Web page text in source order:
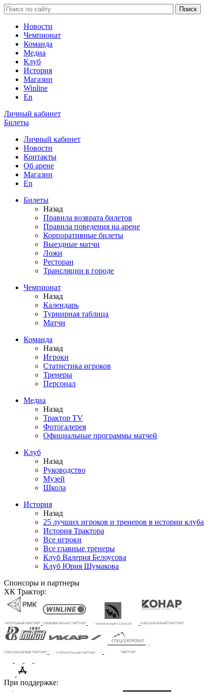
Новости
Чемпионат
Команда
Медиа
Клуб
История
Магазин
Winline
En
Личный кабинет
Билеты
Личный кабинет
Новости
Контакты
Об арене
Магазин
En
Билеты
Назад
Правила возврата билетов
Правила поведения на арене
Корпоративные билеты
Выездные матчи
Ложи
Ресторан
Трансляции в городе
Чемпионат
Назад
Календарь
Турнирная таблица
Матчи
Команда
Назад
Игроки
Статистика игроков
Тренеры
Персонал
Медиа
Назад
Трактор TV
Фотогалерея
Официальные программы матчей
Клуб
Назад
Руководство
Музей
Школа
История
Назад
25 лучших игроков и тренеров в истории клуба
История Трактора
Все игроки
Все главные тренеры
Клуб Валерия Белоусова
Клуб Юрия Шумакова
Спонсоры и партнеры
ХК Трактор:
При поддержке: